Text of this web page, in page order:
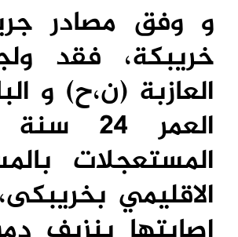
و وفق مصادر
خريبكة، فقد
العازبة (ن،ح) و
العمر
المستعجلات
الاقليمي